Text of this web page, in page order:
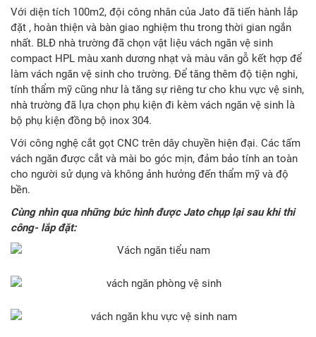
Với diện tích 100m2, đội công nhân của Jato đã tiến hành lắp
đặt , hoàn thiện và bàn giao nghiệm thu trong thời gian ngắn
nhất. BLĐ nhà trường đã chọn vật liệu vách ngăn vệ sinh
compact HPL màu xanh dương nhạt và màu vân gỗ kết hợp để
làm vách ngăn vệ sinh cho trường. Để tăng thêm độ tiện nghi,
tính thẩm mỹ cũng như là tăng sự riêng tư cho khu vực vệ sinh,
nhà trường đã lựa chọn phụ kiện đi kèm vách ngăn vệ sinh là
bộ phụ kiện đồng bộ inox 304.
Với công nghệ cắt gọt CNC trên dây chuyền hiện đại. Các tấm
vách ngăn được cắt và mài bo góc mịn, đảm bảo tính an toàn
cho người sử dụng và không ảnh hưởng đến thẩm mỹ và độ
bền.
Cùng nhìn qua những bức hình được Jato chụp lại sau khi thi
công- lắp đặt: